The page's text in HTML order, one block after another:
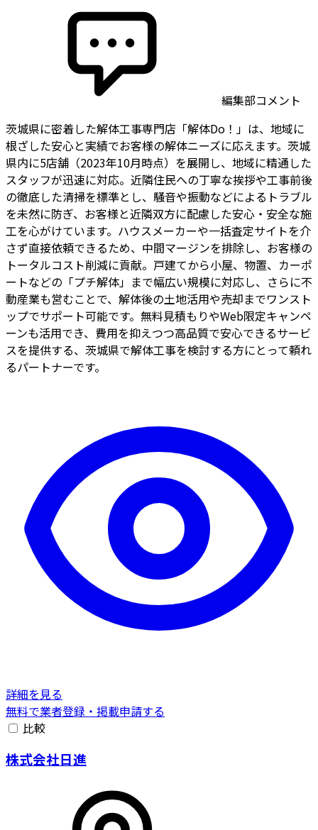
編集部コメント
茨城県に密着した解体工事専門店「解体Do！」は、地域に
根ざした安心と実績でお客様の解体ニーズに応えます。茨城
県内に5店舗（2023年10月時点）を展開し、地域に精通した
スタッフが迅速に対応。近隣住民への丁寧な挨拶や工事前後
の徹底した清掃を標準とし、騒音や振動などによるトラブル
を未然に防ぎ、お客様と近隣双方に配慮した安心・安全な施
工を心がけています。ハウスメーカーや一括査定サイトを介
さず直接依頼できるため、中間マージンを排除し、お客様の
トータルコスト削減に貢献。戸建てから小屋、物置、カーポ
ートなどの「プチ解体」まで幅広い規模に対応し、さらに不
動産業も営むことで、解体後の土地活用や売却までワンスト
ップでサポート可能です。無料見積もりやWeb限定キャンペ
ーンも活用でき、費用を抑えつつ高品質で安心できるサービ
スを提供する、茨城県で解体工事を検討する方にとって頼れ
るパートナーです。
詳細を見る
無料で業者登録・掲載申請する
比較
株式会社日進